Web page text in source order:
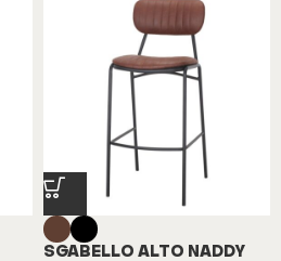
SGABELLO ALTO NADDY